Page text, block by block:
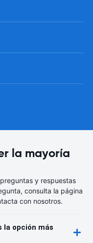
la mayoría
y respuestas
consulta la página
con nosotros.
la opción más